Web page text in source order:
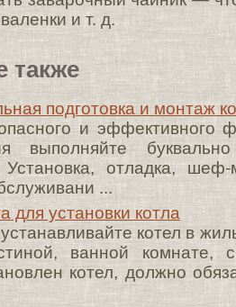
и т. д.
также
подготовка и монтаж
и эффективного
выполняйте
Установка, отладка,
...
для установки котла
устанавливайте котел в
ванной комнате,
котел, должно